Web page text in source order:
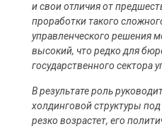
и свои отличия от
проработки такого
управленческого решения
высокий, что редко для
государственного сектора
В результате роль
холдинговой структуры
резко возрастет, его